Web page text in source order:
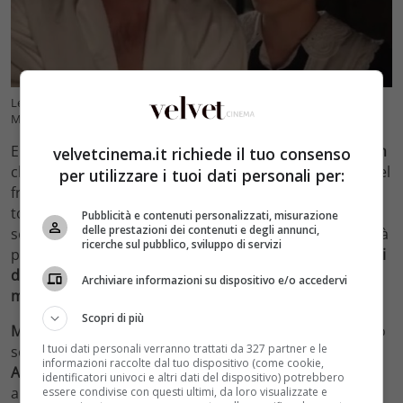
Le anticipazioni de La Promessa fino al 22 settembre – (Credit:
Mediaset Play)- velvetcinema.it
Entrambi riescono a far ritornare sui suoi passi la Lujan
che si convince di delegare la faccenda al cameriere. Nel
frattempo,
tormentate daDon Gregorioche ogni volta cambia
senza preavviso il menù del pranzo, gettando quello già
preparato. Catalina fa sapere a suo padre
di non fidarsi
di Padre Camilloe infatti il finto sacerdote minaccerà il
marchese e Corrado con una pistola.
Martedì 19 settembre
uscire allo
scoperto, ormai confermato come un impostore.
Alonso e Conradovengonolegati e minacciaticon un
arma da fuoco mentre il finto prete se la dà a gambe.
velvetcinema.it richiede il tuo consenso
per utilizzare i tuoi dati personali per:
Pubblicità e contenuti personalizzati, misurazione
delle prestazioni dei contenuti e degli annunci,
ricerche sul pubblico, sviluppo di servizi
Archiviare informazioni su dispositivo e/o accedervi
Scopri di più
I tuoi dati personali verranno trattati da 327 partner e le
informazioni raccolte dal tuo dispositivo (come cookie,
identificatori univoci e altri dati del dispositivo) potrebbero
essere condivise con questi ultimi, da loro visualizzate e